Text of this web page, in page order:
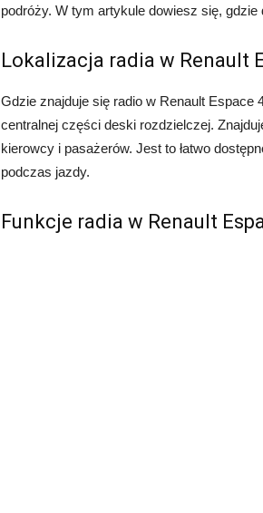
podróży. W tym artykule dowiesz się, gdzie
Lokalizacja radia w Renault
Gdzie znajduje się radio w Renault
centralnej części deski rozdzielczej.
kierowcy i pasażerów. Jest to łatwo
podczas jazdy.
Funkcje radia w Renault